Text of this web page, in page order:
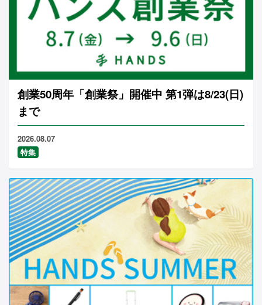
創業50周年「創業祭」開催中 第1弾は8/23(日)
まで
2026.08.07
特集